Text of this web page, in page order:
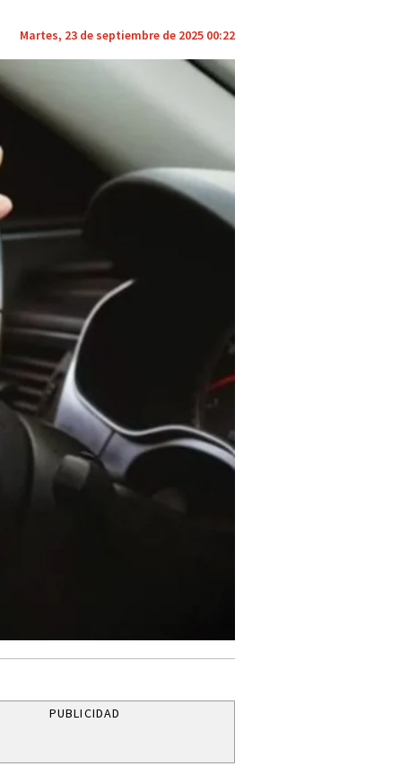
Martes, 23 de septiembre de 2025 00:22
PUBLICIDAD